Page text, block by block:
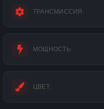
ТРАНСМИССИЯ:
МОЩНОСТЬ:
ЦВЕТ: